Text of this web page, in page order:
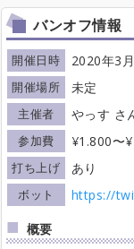
バンオフ情報
開催日時 2020年3
開催場所 未定
主催者 やっす さ
参加費 ¥1.800〜
打ち上げ あり
ボット
https://
概要